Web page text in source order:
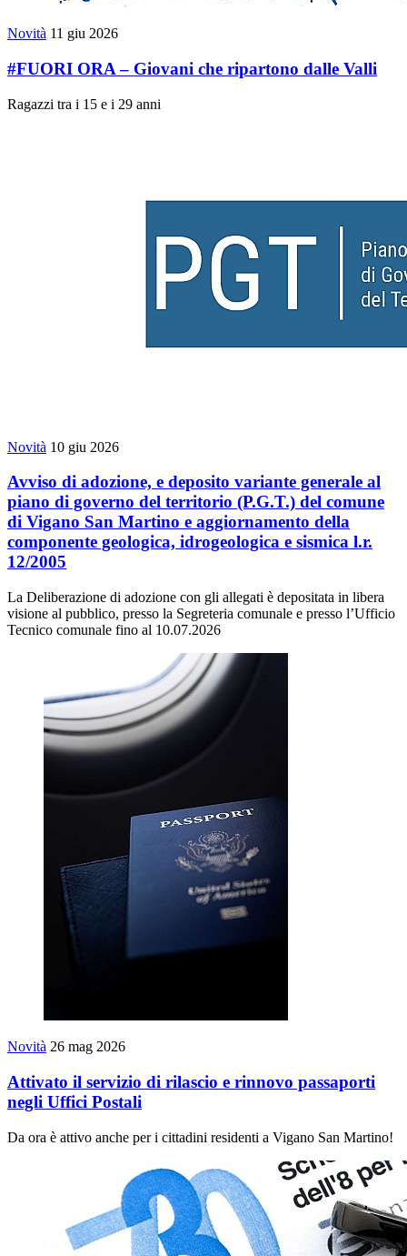
Novità 11 giu 2026
#FUORI ORA – Giovani che ripartono dalle Valli
Ragazzi tra i 15 e i 29 anni
Novità 10 giu 2026
Avviso di adozione, e deposito variante generale al
piano di governo del territorio (P.G.T.) del comune
di Vigano San Martino e aggiornamento della
componente geologica, idrogeologica e sismica l.r.
12/2005
La Deliberazione di adozione con gli allegati è depositata in libera
visione al pubblico, presso la Segreteria comunale e presso l’Ufficio
Tecnico comunale fino al 10.07.2026
Novità 26 mag 2026
Attivato il servizio di rilascio e rinnovo passaporti
negli Uffici Postali
Da ora è attivo anche per i cittadini residenti a Vigano San Martino!